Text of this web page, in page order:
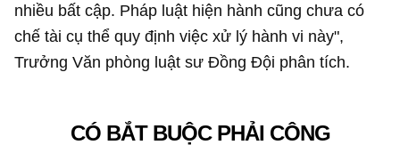
nhiều bất cập. Pháp luật hiện hành cũng chưa có
chế tài cụ thể quy định việc xử lý hành vi này",
Trưởng Văn phòng luật sư Đồng Đội phân tích.
CÓ BẮT BUỘC PHẢI CÔNG